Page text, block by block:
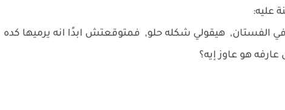
عليه:
الفستان, هيقولي شكله حلو, فمتوقعتش ابدًا انه يرميها كده
هو عاوز إيه؟